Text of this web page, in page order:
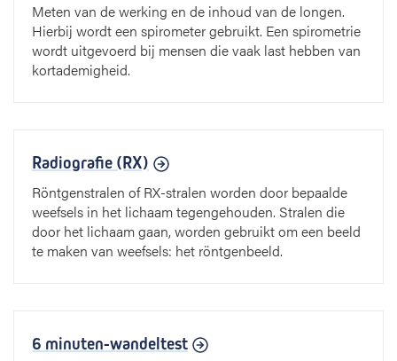
Meten van de werking en de inhoud van de longen.
Hierbij wordt een spirometer gebruikt. Een spirometrie
wordt uitgevoerd bij mensen die vaak last hebben van
kortademigheid.
Radiografie (RX)
Röntgenstralen of RX-stralen worden door bepaalde
weefsels in het lichaam tegengehouden. Stralen die
door het lichaam gaan, worden gebruikt om een beeld
te maken van weefsels: het röntgenbeeld.
6 minuten-wandeltest